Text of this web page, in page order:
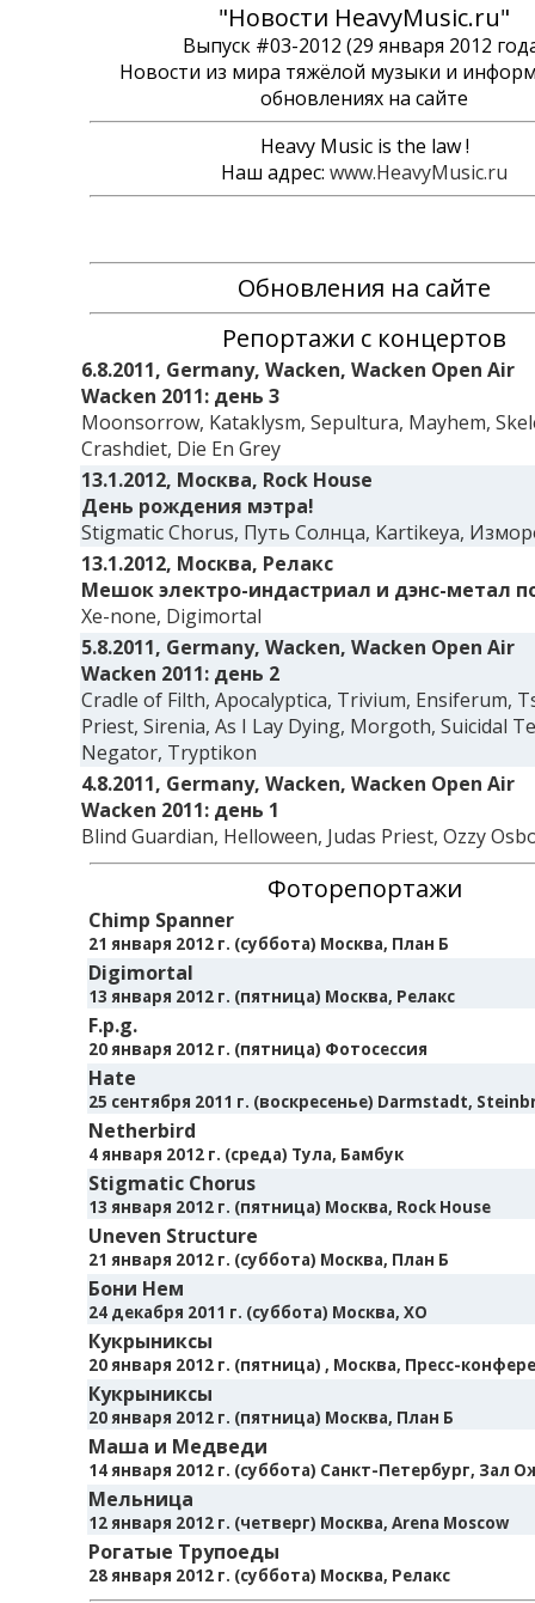
"Новости HeavyMusic.ru"
Выпуск #03-2012 (29 января 2012
Новости из мира тяжёлой музыки и
обновлениях на сайте
Heavy Music is the law !
Наш адрес: www.HeavyMusic.ru
Обновления на сайте
Репортажи с концертов
6.8.2011, Germany, Wacken, Wacken Open Air
Wacken 2011: день 3
Moonsorrow, Kataklysm, Sepultura, Mayhem,
Crashdiet, Die En Grey
13.1.2012, Москва, Rock House
День рождения мэтра!
Stigmatic Chorus, Путь Солнца, Kartikeya,
13.1.2012, Москва, Релакс
Мешок электро-индастриал и дэнс-метал
Xe-none, Digimortal
5.8.2011, Germany, Wacken, Wacken Open Air
Wacken 2011: день 2
Cradle of Filth, Apocalyptica, Trivium, Ensiferum,
Priest, Sirenia, As I Lay Dying, Morgoth, Suicidal
Negator, Tryptikon
4.8.2011, Germany, Wacken, Wacken Open Air
Wacken 2011: день 1
Blind Guardian, Helloween, Judas Priest, Ozzy
Фоторепортажи
Chimp Spanner
21 января 2012 г. (суббота) Москва, План Б
Digimortal
13 января 2012 г. (пятница) Москва, Релакс
F.p.g.
20 января 2012 г. (пятница) Фотосессия
Hate
25 сентября 2011 г. (воскресенье) Darmstadt,
Netherbird
4 января 2012 г. (среда) Тула, Бамбук
Stigmatic Chorus
13 января 2012 г. (пятница) Москва, Rock House
Uneven Structure
21 января 2012 г. (суббота) Москва, План Б
Бони Нем
24 декабря 2011 г. (суббота) Москва, XO
Кукрыниксы
20 января 2012 г. (пятница) , Москва, Пресс-
Кукрыниксы
20 января 2012 г. (пятница) Москва, План Б
Маша и Медведи
14 января 2012 г. (суббота) Санкт-Петербург, Зал
Мельница
12 января 2012 г. (четверг) Москва, Arena Moscow
Рогатые Трупоеды
28 января 2012 г. (суббота) Москва, Релакс